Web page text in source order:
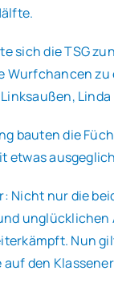
sich die TSG
Wurfchancen
bauten die
etwas
Nicht nur die
Nun
den